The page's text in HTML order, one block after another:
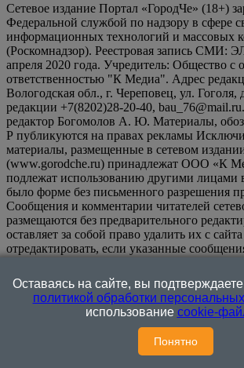
Сетевое издание Портал «ГородЧе» (18+)
Федеральной службой по надзору в сфере
информационных технологий и массовых
(Роскомнадзор). Реестровая запись СМИ:
апреля 2020 года. Учредитель: Общество с
ответственностью "К Медиа". Адрес
Вологодская обл., г. Череповец, ул. Гоголя,
редакции +7(8202)28-20-40,
редактор Богомолов А. Ю. Материалы,
Р публикуются на правах рекламы
материалы, размещенные в сетевом
(www.gorodche.ru) принадлежат ООО «К
подлежат использованию другими лицами
было форме без письменного разрешения
Сообщения и комментарии читателей
размещаются без предварительного
оставляет за собой право удалить их с
отредактировать, если указанные
или нарушением иных требований закона.
информационном ресурсе применяются
технологии (информационные технологии
информации на основе сбора,
сведений, относящихся к предпочтениям
"Интернет", находящихся на территории
Оставаясь на сайте, вы
политикой обработки
использование cookie-
Понятно